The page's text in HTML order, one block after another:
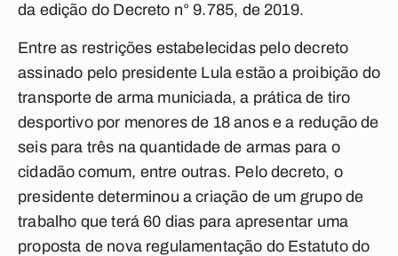
da edição do Decreto n° 9.785, de 2019.
Entre as restrições estabelecidas pelo decreto
assinado pelo presidente Lula estão a proibição do
transporte de arma municiada, a prática de tiro
desportivo por menores de 18 anos e a redução de
seis para três na quantidade de armas para o
cidadão comum, entre outras. Pelo decreto, o
presidente determinou a criação de um grupo de
trabalho que terá 60 dias para apresentar uma
proposta de nova regulamentação do Estatuto do